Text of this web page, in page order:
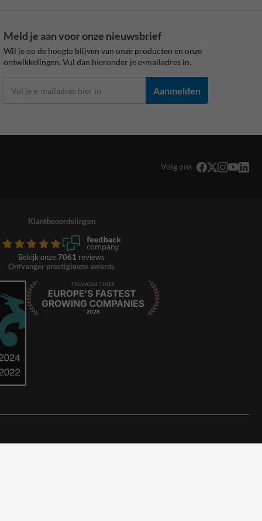
Meld je aan voor onze nieuwsbrief
Wil je op de hoogte blijven van onze producten en onze
ontwikkelingen. Vul dan hieronder je e-mailadres in.
Aanmelden
Volg ons
Klantbeoordelingen
Bekijk onze 7061 reviews
Ontvanger prestigieuze awards